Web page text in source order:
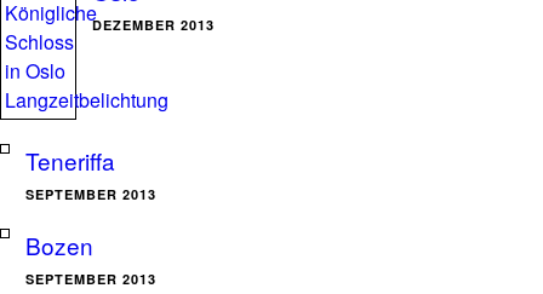
DEZEMBER 2013
Teneriffa
SEPTEMBER 2013
Bozen
SEPTEMBER 2013